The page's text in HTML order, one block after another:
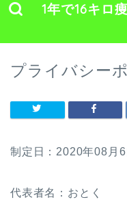
1年で16キロ
プライバシー
制定日：2020年08月6
代表者名：おとく